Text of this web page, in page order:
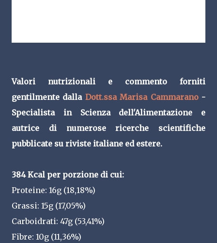
Valori nutrizionali e commento forniti
gentilmente dalla Dott.ssa Marisa Cammarano-
Specialista in Scienza dell'Alimentazione e
autrice di numerose ricerche scientifiche
pubblicate su riviste italiane ed estere.
384 Kcal per porzione di cui:
Proteine: 16g (18,18%)
Grassi: 15g (17,05%)
Carboidrati: 47g (53,41%)
Fibre: 10g (11,36%)